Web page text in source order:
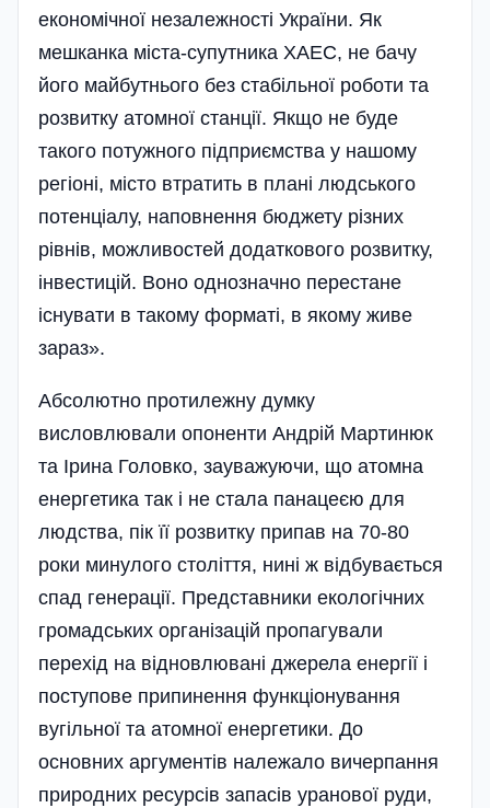
економічної незалежності України. Як
мешканка міста-супутника ХАЕС, не бачу
його майбутнього без стабільної роботи та
розвитку атомної станції. Якщо не буде
такого потужного підприємства у нашому
регі­оні, місто втратить в плані людського
потенціалу, наповнення бюджету різних
рівнів, можливостей додаткового розвитку,
інвестицій. Воно однозначно перестане
існувати в такому форматі, в якому живе
зараз».
Абсолютно протилежну думку
висловлювали опоненти Андрій Мартинюк
та Ірина Головко, зауважуючи, що атомна
енергетика так і не стала панацеєю для
людства, пік її розвитку припав на 70-80
роки минулого століття, нині ж відбувається
спад генерації. Представники екологічних
громадських організацій пропагували
перехід на відновлювані джерела енергії і
поступове припинення функ­ціонування
вугільної та атомної енергетики. До
основних аргументів належало вичерпання
природних ресурсів запасів уранової руди,